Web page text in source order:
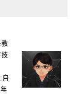
自